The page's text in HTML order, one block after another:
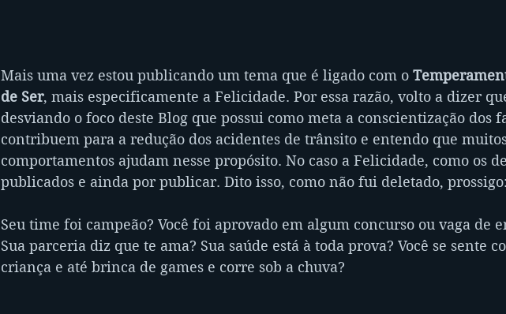
Mais uma vez estou publicando um tema que é ligado com o
de Ser, mais especificamente a Felicidade. Por essa razão, volto a dizer
desviando o foco deste Blog que possui como meta a conscientização dos
contribuem para a redução dos acidentes de trânsito e entendo que
comportamentos ajudam nesse propósito. No caso a Felicidade, como os
publicados e ainda por publicar. Dito isso, como não fui deletado, prossigo:
Seu time foi campeão? Você foi aprovado em algum concurso ou vaga de
Sua parceria diz que te ama? Sua saúde está à toda prova? Você se sente
criança e até brinca de games e corre sob a chuva?